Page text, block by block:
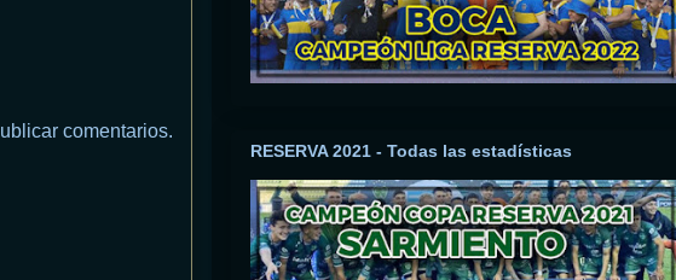
comentarios.
RESERVA 2021 - Todas las estadísticas